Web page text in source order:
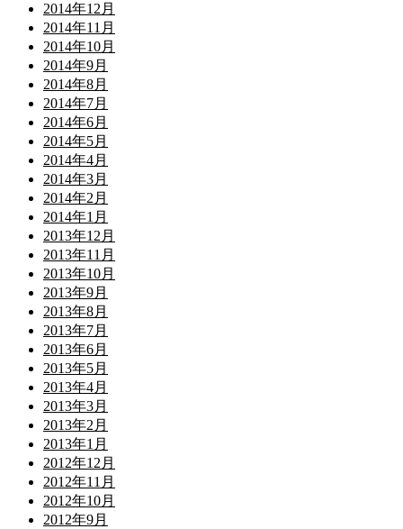
2014年12月
2014年11月
2014年10月
2014年9月
2014年8月
2014年7月
2014年6月
2014年5月
2014年4月
2014年3月
2014年2月
2014年1月
2013年12月
2013年11月
2013年10月
2013年9月
2013年8月
2013年7月
2013年6月
2013年5月
2013年4月
2013年3月
2013年2月
2013年1月
2012年12月
2012年11月
2012年10月
2012年9月